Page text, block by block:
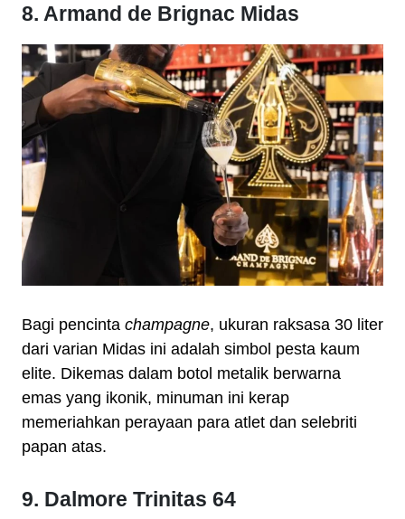
8. Armand de Brignac Midas
Bagi pencinta champagne, ukuran raksasa 30 liter
dari varian Midas ini adalah simbol pesta kaum
elite. Dikemas dalam botol metalik berwarna
emas yang ikonik, minuman ini kerap
memeriahkan perayaan para atlet dan selebriti
papan atas.
9. Dalmore Trinitas 64